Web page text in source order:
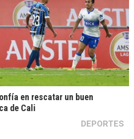
en rescatar un buen
de Cali
DEPORTES